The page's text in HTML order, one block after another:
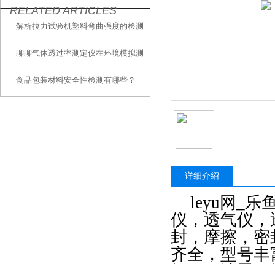
RELATED ARTICLES
解析拉力试验机塑料弯曲强度的检测
聊聊气体透过率测定仪在环境模拟测
试中的应用
食品包装材料安全性检测有哪些？
详细介绍
leyu网_乐
仪，透气仪
封，摩擦，
齐全，型号